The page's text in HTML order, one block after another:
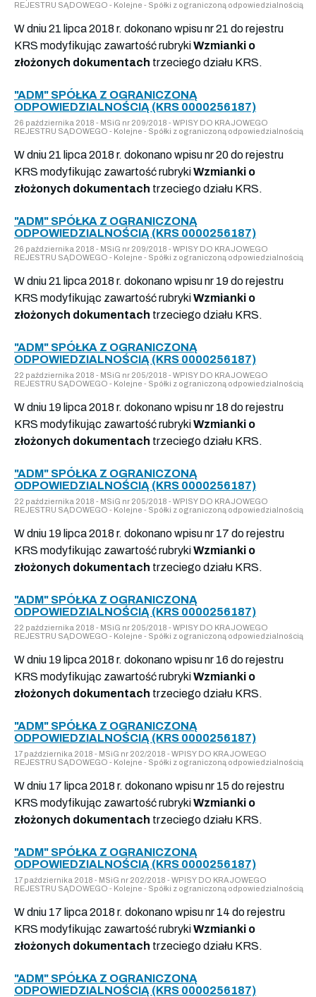
REJESTRU SĄDOWEGO - Kolejne - Spółki z ograniczoną odpowiedzialnością
W dniu 21 lipca 2018 r. dokonano wpisu nr 21 do rejestru
KRS modyfikując zawartość rubrykiWzmianki o
złożonych dokumentach trzeciego działu KRS.
"ADM" SPÓŁKA Z OGRANICZONĄ
ODPOWIEDZIALNOŚCIĄ (KRS 0000256187)
26 października 2018 - MSiG nr 209/2018 - WPISY DO KRAJOWEGO
REJESTRU SĄDOWEGO - Kolejne - Spółki z ograniczoną odpowiedzialnością
W dniu 21 lipca 2018 r. dokonano wpisu nr 20 do rejestru
KRS modyfikując zawartość rubrykiWzmianki o
złożonych dokumentach trzeciego działu KRS.
"ADM" SPÓŁKA Z OGRANICZONĄ
ODPOWIEDZIALNOŚCIĄ (KRS 0000256187)
26 października 2018 - MSiG nr 209/2018 - WPISY DO KRAJOWEGO
REJESTRU SĄDOWEGO - Kolejne - Spółki z ograniczoną odpowiedzialnością
W dniu 21 lipca 2018 r. dokonano wpisu nr 19 do rejestru
KRS modyfikując zawartość rubrykiWzmianki o
złożonych dokumentach trzeciego działu KRS.
"ADM" SPÓŁKA Z OGRANICZONĄ
ODPOWIEDZIALNOŚCIĄ (KRS 0000256187)
22 października 2018 - MSiG nr 205/2018 - WPISY DO KRAJOWEGO
REJESTRU SĄDOWEGO - Kolejne - Spółki z ograniczoną odpowiedzialnością
W dniu 19 lipca 2018 r. dokonano wpisu nr 18 do rejestru
KRS modyfikując zawartość rubrykiWzmianki o
złożonych dokumentach trzeciego działu KRS.
"ADM" SPÓŁKA Z OGRANICZONĄ
ODPOWIEDZIALNOŚCIĄ (KRS 0000256187)
22 października 2018 - MSiG nr 205/2018 - WPISY DO KRAJOWEGO
REJESTRU SĄDOWEGO - Kolejne - Spółki z ograniczoną odpowiedzialnością
W dniu 19 lipca 2018 r. dokonano wpisu nr 17 do rejestru
KRS modyfikując zawartość rubrykiWzmianki o
złożonych dokumentach trzeciego działu KRS.
"ADM" SPÓŁKA Z OGRANICZONĄ
ODPOWIEDZIALNOŚCIĄ (KRS 0000256187)
22 października 2018 - MSiG nr 205/2018 - WPISY DO KRAJOWEGO
REJESTRU SĄDOWEGO - Kolejne - Spółki z ograniczoną odpowiedzialnością
W dniu 19 lipca 2018 r. dokonano wpisu nr 16 do rejestru
KRS modyfikując zawartość rubrykiWzmianki o
złożonych dokumentach trzeciego działu KRS.
"ADM" SPÓŁKA Z OGRANICZONĄ
ODPOWIEDZIALNOŚCIĄ (KRS 0000256187)
17 października 2018 - MSiG nr 202/2018 - WPISY DO KRAJOWEGO
REJESTRU SĄDOWEGO - Kolejne - Spółki z ograniczoną odpowiedzialnością
W dniu 17 lipca 2018 r. dokonano wpisu nr 15 do rejestru
KRS modyfikując zawartość rubrykiWzmianki o
złożonych dokumentach trzeciego działu KRS.
"ADM" SPÓŁKA Z OGRANICZONĄ
ODPOWIEDZIALNOŚCIĄ (KRS 0000256187)
17 października 2018 - MSiG nr 202/2018 - WPISY DO KRAJOWEGO
REJESTRU SĄDOWEGO - Kolejne - Spółki z ograniczoną odpowiedzialnością
W dniu 17 lipca 2018 r. dokonano wpisu nr 14 do rejestru
KRS modyfikując zawartość rubrykiWzmianki o
złożonych dokumentach trzeciego działu KRS.
"ADM" SPÓŁKA Z OGRANICZONĄ
ODPOWIEDZIALNOŚCIĄ (KRS 0000256187)